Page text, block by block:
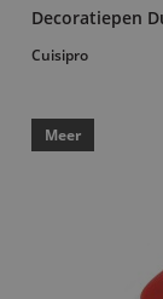
Decoratiepen
Cuisipro
Meer